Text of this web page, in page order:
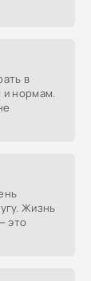
в
и нормам.
Жизнь
это